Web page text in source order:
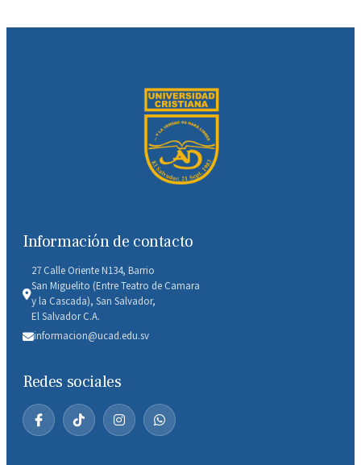
Información de contacto
27 Calle Oriente N134, Barrio
San Miguelito (Entre Teatro de Camara
y la Cascada), San Salvador,
El Salvador C.A.
informacion@ucad.edu.sv
Redes sociales